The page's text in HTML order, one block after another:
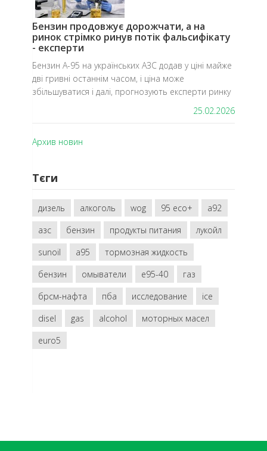
Бензин продовжує дорожчати, а на
ринок стрімко ринув потік фальсифікату
- експерти
Бензин А-95 на українських АЗС додав у ціні майже
дві гривні останнім часом, і ціна може
збільшуватися і далі, прогнозують експерти ринку
25.02.2026
Архив новин
Тєги
дизель алкоголь wog 95 eco+
a92
азс
бензин продукты питания
лукойл
sunoil
a95
тормозная жидкость
бензин
омыватели e95-40
газ
брсм-нафта
пба исследование
ice
disel
gas alcohol
моторных масел
euro5